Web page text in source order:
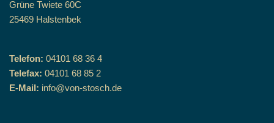
Grüne Twiete 60C
25469 Halstenbek
Telefon: 04101 68 36 4
Telefax: 04101 68 85 2
E-Mail: info@von-stosch.de